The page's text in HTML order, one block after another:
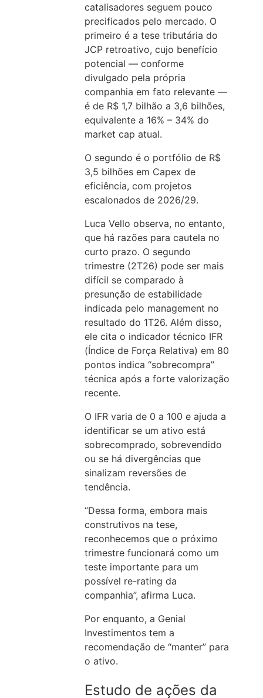
catalisadores seguem pouco
precificados pelo mercado. O
primeiro é a tese tributária do
JCP retroativo, cujo benefício
potencial — conforme
divulgado pela própria
companhia em fato relevante —
é de R$ 1,7 bilhão a 3,6 bilhões,
equivalente a 16% – 34% do
market cap atual.
O segundo é o portfólio de R$
3,5 bilhões em Capex de
eficiência, com projetos
escalonados de 2026/29.
Luca Vello observa, no entanto,
que há razões para cautela no
curto prazo. O segundo
trimestre (2T26) pode ser mais
difícil se comparado à
presunção de estabilidade
indicada pelo management no
resultado do 1T26. Além disso,
ele cita o indicador técnico IFR
(Índice de Força Relativa) em 80
pontos indica “sobrecompra”
técnica após a forte valorização
recente.
O IFR varia de 0 a 100 e ajuda a
identificar se um ativo está
sobrecomprado, sobrevendido
ou se há divergências que
sinalizam reversões de
tendência.
“Dessa forma, embora mais
construtivos na tese,
reconhecemos que o próximo
trimestre funcionará como um
teste importante para um
possível re-rating da
companhia”, afirma Luca.
Por enquanto, a Genial
Investimentos tem a
recomendação de “manter” para
o ativo.
Estudo de ações da